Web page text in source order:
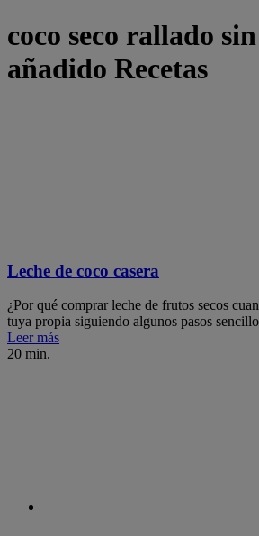
coco seco rallado
añadido Recetas
Leche de coco casera
¿Por qué comprar leche de frutos secos
tuya propia siguiendo algunos pasos
Leer más
20 min.